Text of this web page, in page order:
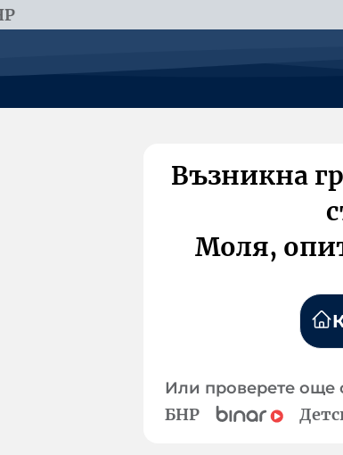
Възникна
Моля,
Или проверете още
БНР